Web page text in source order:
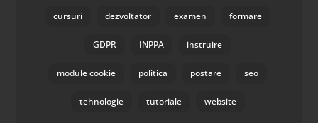
cursuri dezvoltator examen formare
GDPR INPPA instruire
module cookie politica postare seo
tehnologie tutoriale website